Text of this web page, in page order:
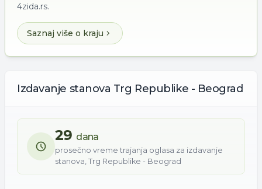
4zida.rs.
Saznaj više o kraju
Izdavanje stanova Trg Republike - Beograd
29 dana
prosečno vreme trajanja oglasa za izdavanje
stanova, Trg Republike - Beograd